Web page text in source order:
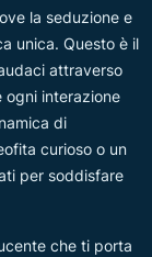
la seduzione e
unica. Questo è il
attraverso
ogni interazione
di
curioso o un
per soddisfare
che ti porta